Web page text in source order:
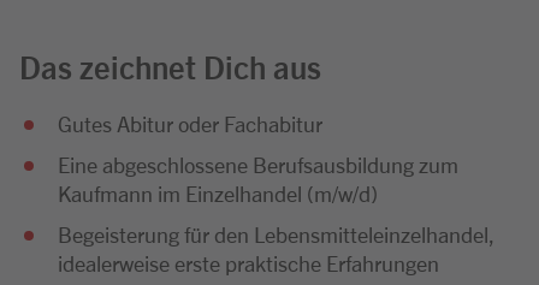
Das zeichnet Dich aus
Gutes Abitur oder Fachabitur
Eine abgeschlossene Berufsausbildung zum
Kaufmann im Einzelhandel (m/w/d)
Begeisterung für den Lebensmitteleinzelhandel,
idealerweise erste praktische Erfahrungen